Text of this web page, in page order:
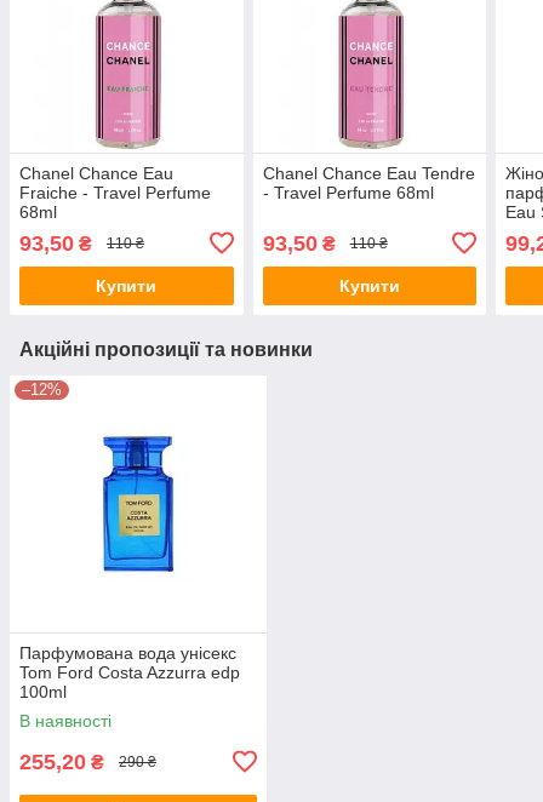
Chanel Chance Eau
Fraiche - Travel Perfume
68ml
93,50 ₴ 110 ₴
Купити
Chanel Chance Eau Tendre
- Travel Perfume 68ml
93,50₴ 110 ₴
Купити
Eau
Акційні пропозиції та новинки
–12%
Парфумована вода унісекс
Tom Ford Costa Azzurra edp
100ml
В наявності
255,20 ₴ 290 ₴